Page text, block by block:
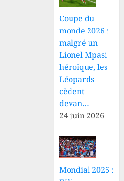
Coupe du
monde 2026 :
malgré un
Lionel Mpasi
héroïque, les
Léopards
cèdent
devan…
24 juin 2026
Mondial 2026 :